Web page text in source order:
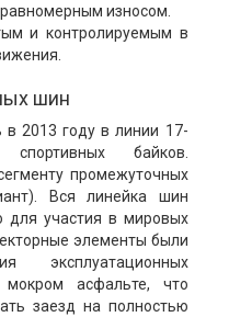
износом.
и контролируемым в
шин
в 2013 году в линии 17-
байков.
промежуточных
Вся линейка шин
для участия в мировых
элементы были
эксплуатационных
асфальте, что
заезд на полностью